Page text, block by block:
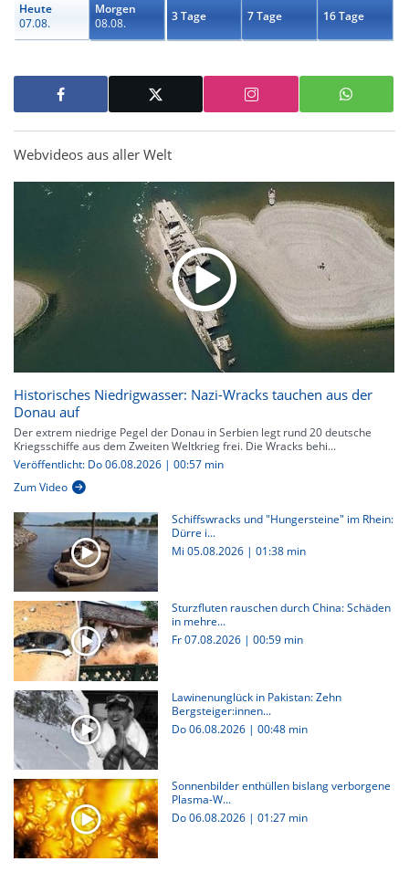
Heute
07.08.
Morgen
08.08.
3 Tage 7 Tage 16 Tage
Webvideos aus aller Welt
Historisches Niedrigwasser: Nazi-Wracks tauchen aus der
Donau auf
Der extrem niedrige Pegel der Donau in Serbien legt rund 20 deutsche
Kriegsschiffe aus dem Zweiten Weltkrieg frei. Die Wracks behi...
Veröffentlicht: Do 06.08.2026 | 00:57 min
Zum Video
Schiffswracks und "Hungersteine" im Rhein:
Dürre i...
Mi 05.08.2026 | 01:38 min
Sturzfluten rauschen durch China: Schäden
in mehre...
Fr 07.08.2026 | 00:59 min
Lawinenunglück in Pakistan: Zehn
Bergsteiger:innen...
Do 06.08.2026 | 00:48 min
Sonnenbilder enthüllen bislang verborgene
Plasma-W...
Do 06.08.2026 | 01:27 min